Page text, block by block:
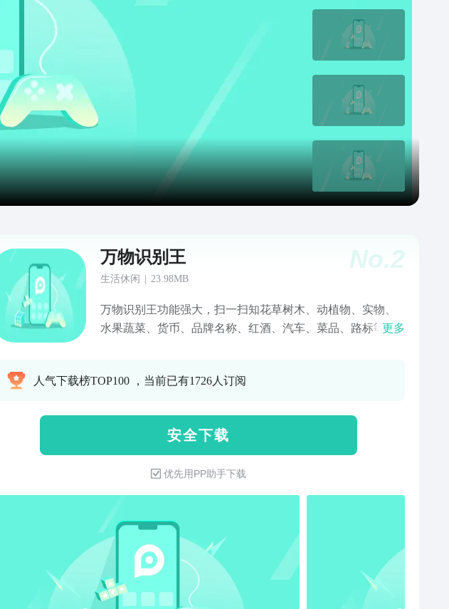
No.2
万物识别王
生活休闲 23.98MB
万物识别王功能强大，扫一扫知花草树木、动植物、实物、
水果蔬菜、货币、品牌名称、红酒、汽车、菜品、路标等。
万能拍照识物软件！
更多
人气下载榜TOP100 ，当前已有1726人订阅
安 全 下 载
优先用PP助手下载